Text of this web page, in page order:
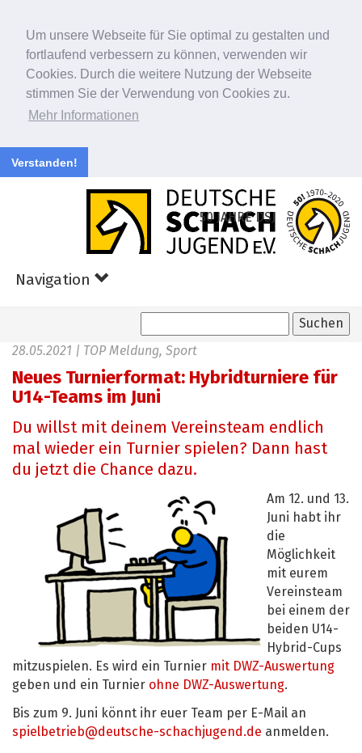
Um unsere Webseite für Sie optimal zu gestalten und
fortlaufend verbessern zu können, verwenden wir
Cookies. Durch die weitere Nutzung der Webseite
stimmen Sie der Verwendung von Cookies zu.
Mehr Informationen
Verstanden!
Navigation
50 JAHRE DSJ
28.05.2021 | TOP Meldung, Sport
Neues Turnierformat: Hybridturniere für
U14-Teams im Juni
Du willst mit deinem Vereinsteam endlich
mal wieder ein Turnier spielen? Dann hast
du jetzt die Chance dazu.
Am 12. und 13.
Juni habt ihr
die
Möglichkeit
mit eurem
Vereinsteam
bei einem der
beiden U14-
Hybrid-Cups
mitzuspielen. Es wird ein Turnier mit DWZ-Auswertung
geben und ein Turnier ohne DWZ-Auswertung.
Bis zum 9. Juni könnt ihr euer Team per E-Mail an
spielbetrieb@deutsche-schachjugend.de anmelden.